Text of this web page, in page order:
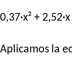
0,37·x² +
Aplicamos la